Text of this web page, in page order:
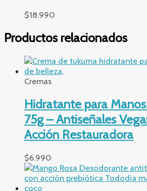
$18.990
Productos relacionados
Cremas
Hidratante para
75g – Antiseñales
Acción Restauradora
$6.990